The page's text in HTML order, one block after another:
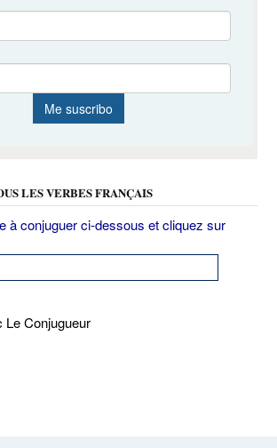
LES VERBES FRANÇAIS
à conjuguer ci-dessous et cliquez sur
Le Conjugueur